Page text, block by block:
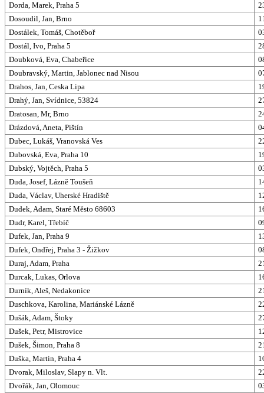
Dorda, Marek, Praha 5
Dosoudil, Jan, Brno
Dostálek, Tomáš, Chotěboř
Dostál, Ivo, Praha 5
Doubková, Eva, Chabeřice
Doubravský, Martin, Jablonec nad Nisou
Drahos, Jan, Ceska Lipa
Drahý, Jan, Svídnice, 53824
Dratosan, Mr, Brno
Drázdová, Aneta, Pištín
Dubec, Lukáš, Vranovská Ves
Dubovská, Eva, Praha 10
Dubský, Vojtěch, Praha 5
Duda, Josef, Lázně Toušeň
Duda, Václav, Uherské Hradiště
Dudek, Adam, Staré Město 68603
Dudr, Karel, Třebíč
Dufek, Jan, Praha 9
Dufek, Ondřej, Praha 3 - Žižkov
Duraj, Adam, Praha
Durcak, Lukas, Orlova
Durník, Aleš, Nedakonice
Duschkova, Karolina, Mariánské Lázně
Dušák, Adam, Štoky
Dušek, Petr, Mistrovice
Dušek, Šimon, Praha 8
Duška, Martin, Praha 4
Dvorak, Miloslav, Slapy n. Vlt.
Dvořák, Jan, Olomouc